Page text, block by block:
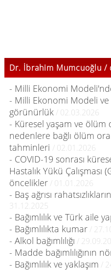
Dr. İbrahim Mumcuoğlu /
- Milli Ekonomi
- Milli Ekonomi Modeli
görünürlük/ 02.03.2026
- Küresel yaşam ve ölüm
nedenlere bağlı ölüm
tahminleri / 02.01.2026
- COVID-19 sonrası
Hastalık Yükü Çalışması
öncelikler/ 01.01.2026
- Baş ağrısı
31.12.2025
- Bağımlılık ve Türk aile
- Bağımlılıkta kumar/
- Alkol bağımlılığı /
- Madde bağımlılığının
- Bağımlılık ve yaklaşım /